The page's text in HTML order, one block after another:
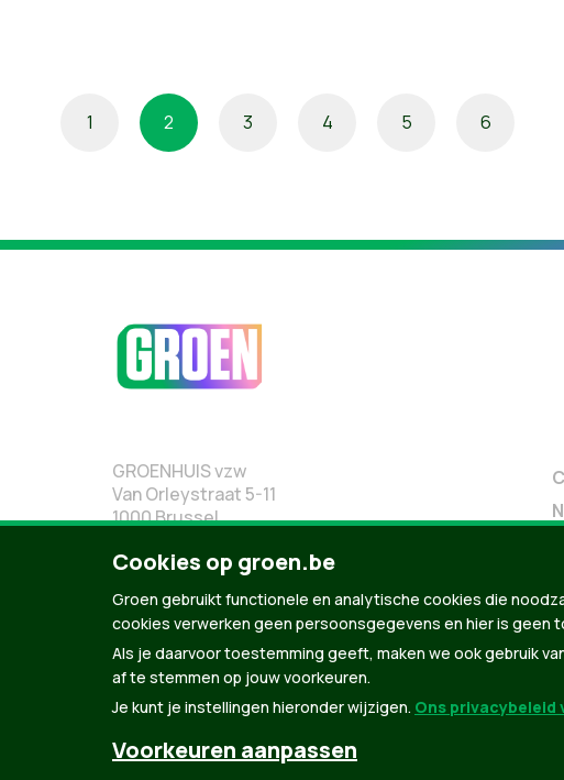
1 2 3 4 5 6
GROENHUIS vzw
Van Orleystraat 5-11
1000 Brussel
02 219 19 19
© Copyright Groen 2026 | Gemaakt met
Cookies op groen.be
Groen gebruikt functionele en analytische cookies die
cookies verwerken geen persoonsgegevens en hier is geen
Als je daarvoor toestemming geeft, maken we ook gebruik
af te stemmen op jouw voorkeuren.
Je kunt je instellingen hieronder wijzigen. Ons privacybeleid
Voorkeuren aanpassen